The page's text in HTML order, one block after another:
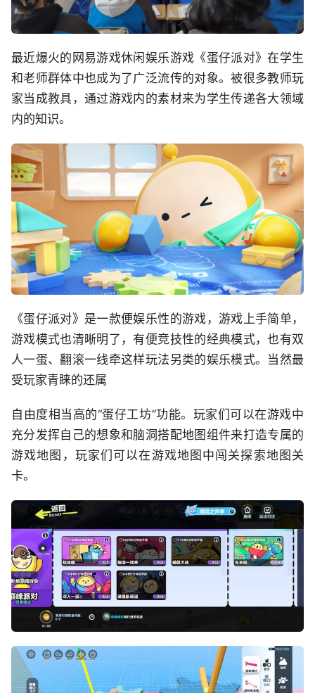
最近爆火的网易游戏休闲娱乐游戏《蛋仔派对》在学生
和老师群体中也成为了广泛流传的对象。被很多教师玩
家当成教具，通过游戏内的素材来为学生传递各大领域
内的知识。
《蛋仔派对》是一款便娱乐性的游戏，游戏上手简单，
游戏模式也清晰明了，有便竞技性的经典模式，也有双
人一蛋、翻滚一线牵这样玩法另类的娱乐模式。当然最
受玩家青睐的还属
自由度相当高的“蛋仔工坊”功能。玩家们可以在游戏中
充分发挥自己的想象和脑洞搭配地图组件来打造专属的
游戏地图，玩家们可以在游戏地图中闯关探索地图关
卡。